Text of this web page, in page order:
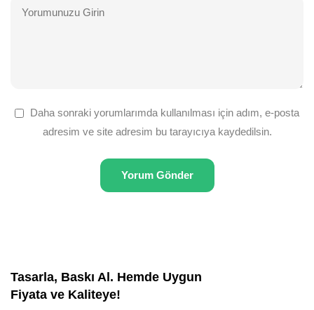
Daha sonraki yorumlarımda kullanılması için adım, e-posta
adresim ve site adresim bu tarayıcıya kaydedilsin.
Tasarla, Baskı Al. Hemde Uygun
Fiyata ve Kaliteye!